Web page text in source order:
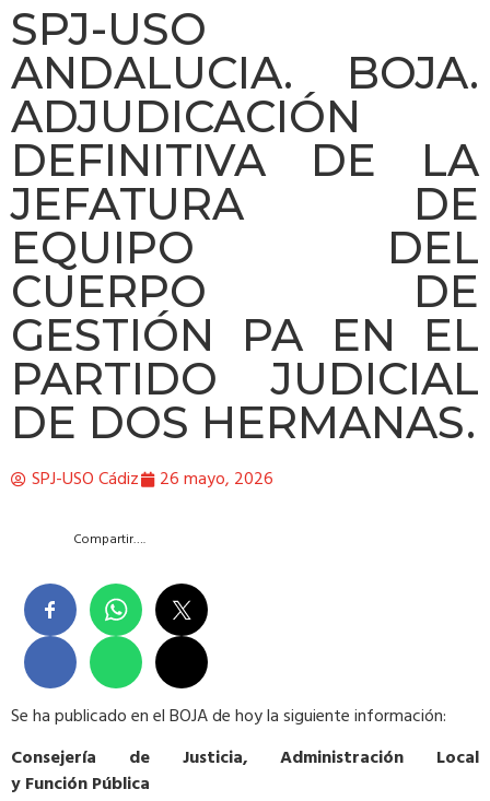
SPJ-USO
ANDALUCIA. BOJA.
ADJUDICACIÓN
DEFINITIVA DE LA
JEFATURA DE
EQUIPO DEL
CUERPO DE
GESTIÓN PA EN EL
PARTIDO JUDICIAL
DE DOS HERMANAS.
SPJ-USO Cádiz 26 mayo, 2026
Compartir….
Se ha publicado en el BOJA de hoy la siguiente información:
Consejería de Justicia, Administración Local
y Función Pública